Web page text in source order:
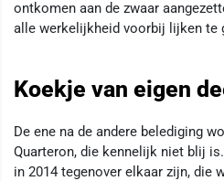
ontkomen aan de zwaar
alle werkelijkheid voorbij lijken te
Koekje van eigen
De ene na de andere belediging
Quarteron, die kennelijk niet blij
in 2014 tegenover elkaar zijn, die